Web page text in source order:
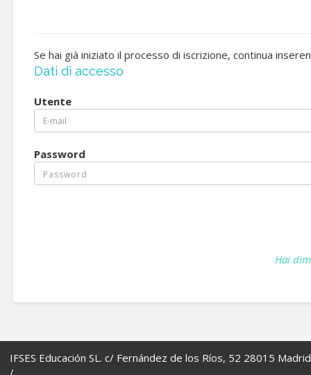
Se hai già iniziato il processo di iscrizione, continua
Dati di accesso
Utente
Password
Hai
IFSES Educación SL. c/ Fernández de los Ríos, 52 28015